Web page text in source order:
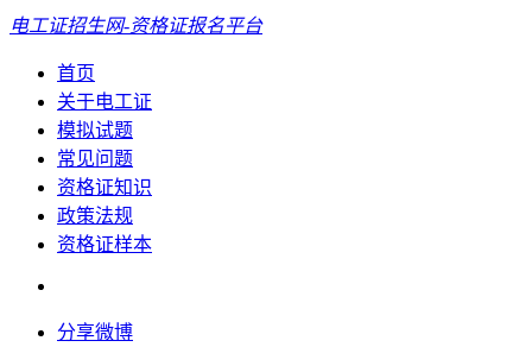
电工证招生网-资格证报名平台
首页
关于电工证
模拟试题
常见问题
资格证知识
政策法规
资格证样本
分享微博